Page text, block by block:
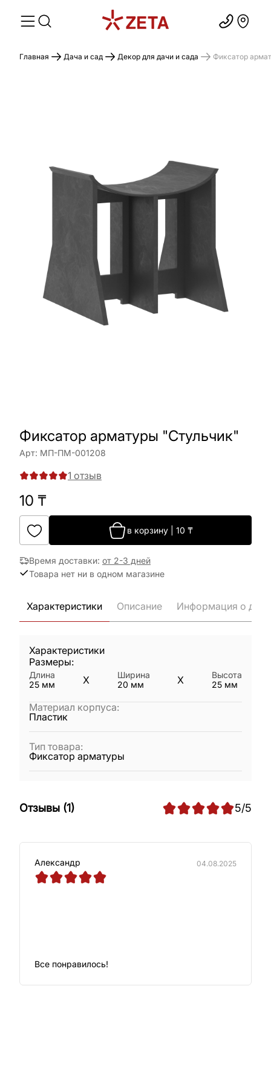
Главная Дача и сад Декор для дачи и сада Фиксатор
Фиксатор арматуры "Стульчик"
Арт: МП-ПМ-001208
1 отзыв
10 ₸
в корзину 10 ₸
Время доставки: от 2-3 дней
Товара нет ни в одном магазине
Характеристики Описание Информация о
Характеристики
Размеры:
Длина
25 мм X
Ширина
20 мм X
Высота
25 мм
Материал корпуса:
Пластик
Тип товара:
Фиксатор арматуры
Отзывы (1) 5/5
Александр 04.08.2025
Все понравилось!